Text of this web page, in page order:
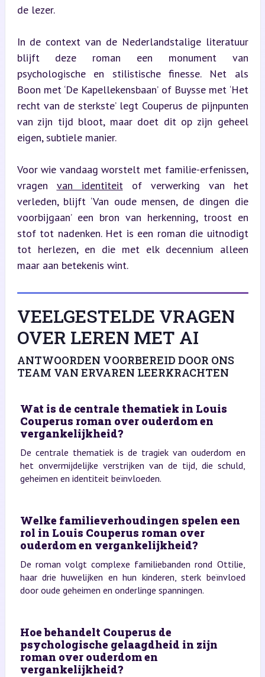
de lezer.
In de context van de Nederlandstalige literatuur
blijft deze roman een monument van
psychologische en stilistische finesse. Net als
Boon met ‘De Kapellekensbaan’ of Buysse met ‘Het
recht van de sterkste’ legt Couperus de pijnpunten
van zijn tijd bloot, maar doet dit op zijn geheel
eigen, subtiele manier.
Voor wie vandaag worstelt met familie-erfenissen,
vragen van identiteit of verwerking van het
verleden, blijft ‘Van oude mensen, de dingen die
voorbijgaan’ een bron van herkenning, troost en
stof tot nadenken. Het is een roman die uitnodigt
tot herlezen, en die met elk decennium alleen
maar aan betekenis wint.
VEELGESTELDE VRAGEN
OVER LEREN MET AI
ANTWOORDEN VOORBEREID DOOR ONS
TEAM VAN ERVAREN LEERKRACHTEN
Wat is de centrale thematiek in Louis
Couperus roman over ouderdom en
vergankelijkheid?
De centrale thematiek is de tragiek van ouderdom en
het onvermijdelijke verstrijken van de tijd, die schuld,
geheimen en identiteit beïnvloeden.
Welke familieverhoudingen spelen een
rol in Louis Couperus roman over
ouderdom en vergankelijkheid?
De roman volgt complexe familiebanden rond Ottilie,
haar drie huwelijken en hun kinderen, sterk beïnvloed
door oude geheimen en onderlinge spanningen.
Hoe behandelt Couperus de
psychologische gelaagdheid in zijn
roman over ouderdom en
vergankelijkheid?